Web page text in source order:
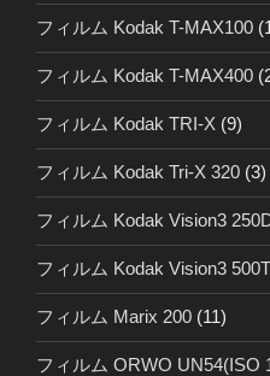
フィルム Kodak T-MAX100
フィルム Kodak T-MAX400
フィルム Kodak TRI-X (9)
フィルム Kodak Tri-X 320 (3)
フィルム Kodak Vision3
フィルム Kodak Vision3 500T
フィルム Marix 200 (11)
フィルム ORWO UN54(ISO